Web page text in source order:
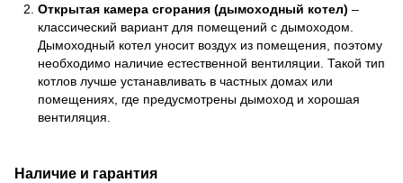
Открытая камера сгорания (дымоходный котел) –
классический вариант для помещений с дымоходом.
Дымоходный котел уносит воздух из помещения, поэтому
необходимо наличие естественной вентиляции. Такой тип
котлов лучше устанавливать в частных домах или
помещениях, где предусмотрены дымоход и хорошая
вентиляция.
Наличие и гарантия